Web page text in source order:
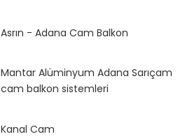
Asrın - Adana Cam Balkon
Mantar Alüminyum Adana Sarıçam
cam balkon sistemleri
Kanal Cam